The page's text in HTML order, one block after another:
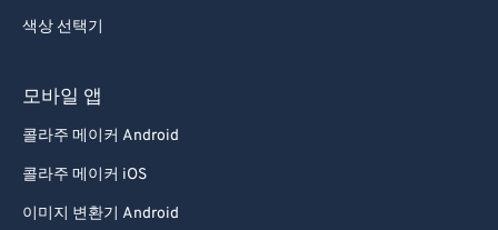
색상 선택기
모바일 앱
콜라주 메이커 Android
콜라주 메이커 iOS
이미지 변환기 Android